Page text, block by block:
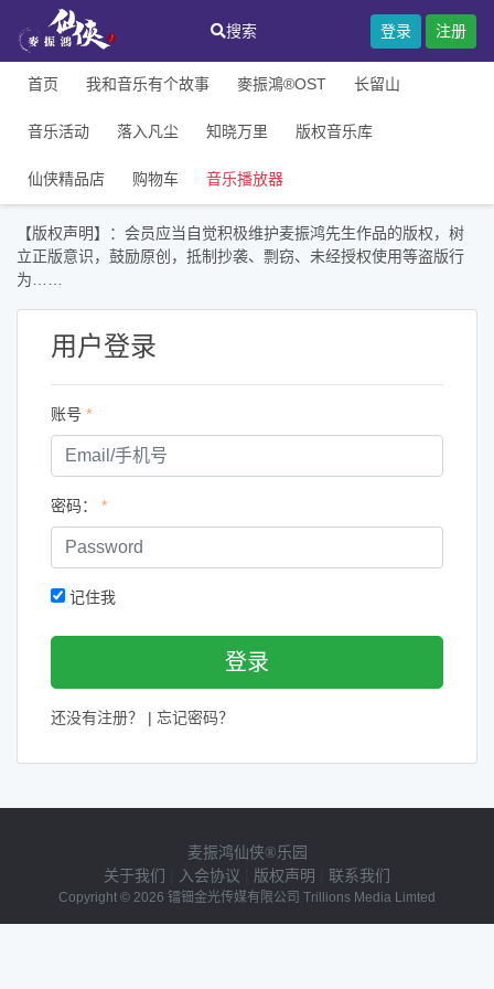
搜索 登录 注册
首页 我和音乐有个故事 麥振鴻®OST 长留山
音乐活动 落入凡尘 知晓万里 版权音乐库
仙侠精品店 购物车 音乐播放器
【版权声明】：会员应当自觉积极维护麦振鸿先生作品的版权，树
立正版意识，鼓励原创，抵制抄袭、剽窃、未经授权使用等盗版行
为……
用户登录
账号 *
密码： *
记住我
登录
还没有注册？ | 忘记密码？
麦振鸿仙侠®乐园
关于我们 入会协议 版权声明 联系我们
Copyright © 2026 镭钿金光传媒有限公司 Trillions Media Limted